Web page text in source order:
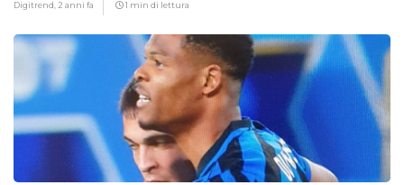
Digitrend, 2 anni fa 1 min di lettura